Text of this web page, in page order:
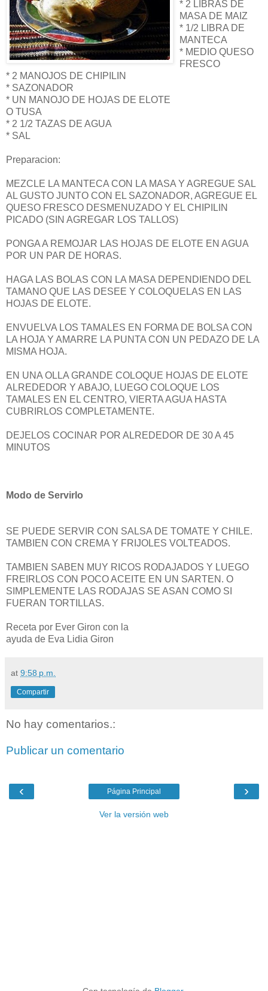
* 2 LIBRAS DE
MASA DE MAIZ
* 1/2 LIBRA DE
MANTECA
* MEDIO QUESO
FRESCO
* 2 MANOJOS DE CHIPILIN
* SAZONADOR
* UN MANOJO DE HOJAS DE ELOTE
O TUSA
* 2 1/2 TAZAS DE AGUA
* SAL
Preparacion:
MEZCLE LA MANTECA CON LA MASA Y AGREGUE SAL
AL GUSTO JUNTO CON EL SAZONADOR, AGREGUE EL
QUESO FRESCO DESMENUZADO Y EL CHIPILIN
PICADO (SIN AGREGAR LOS TALLOS)
PONGA A REMOJAR LAS HOJAS DE ELOTE EN AGUA
POR UN PAR DE HORAS.
HAGA LAS BOLAS CON LA MASA DEPENDIENDO DEL
TAMANO QUE LAS DESEE Y COLOQUELAS EN LAS
HOJAS DE ELOTE.
ENVUELVA LOS TAMALES EN FORMA DE BOLSA CON
LA HOJA Y AMARRE LA PUNTA CON UN PEDAZO DE LA
MISMA HOJA.
EN UNA OLLA GRANDE COLOQUE HOJAS DE ELOTE
ALREDEDOR Y ABAJO, LUEGO COLOQUE LOS
TAMALES EN EL CENTRO, VIERTA AGUA HASTA
CUBRIRLOS COMPLETAMENTE.
DEJELOS COCINAR POR ALREDEDOR DE 30 A 45
MINUTOS
Modo de Servirlo
SE PUEDE SERVIR CON SALSA DE TOMATE Y CHILE.
TAMBIEN CON CREMA Y FRIJOLES VOLTEADOS.
TAMBIEN SABEN MUY RICOS RODAJADOS Y LUEGO
FREIRLOS CON POCO ACEITE EN UN SARTEN. O
SIMPLEMENTE LAS RODAJAS SE ASAN COMO SI
FUERAN TORTILLAS.
Receta por Ever Giron con la
ayuda de Eva Lidia Giron
at 9:58 p.m.
Compartir
No hay comentarios.:
Publicar un comentario
‹ ›
Página Principal
Ver la versión web